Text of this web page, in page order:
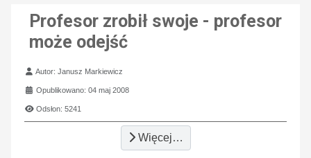
Profesor zrobił swoje - profesor
może odejść
Szczegóły
Autor:Janusz Markiewicz
Opublikowano: 04 maj 2008
Odsłon: 5241
Więcej…